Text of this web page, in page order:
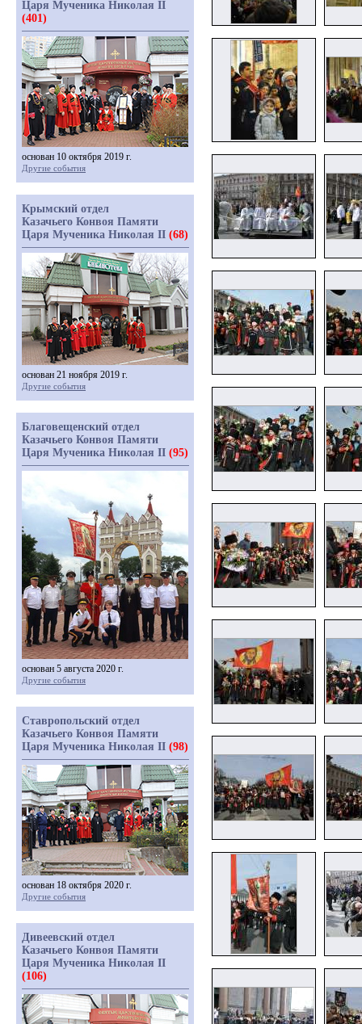
Царя Мученика Николая II
(401)
основан 10 октября 2019 г.
Другие события
Крымский отдел
Казачьего Конвоя Памяти
Царя Мученика Николая II (68)
основан 21 ноября 2019 г.
Другие события
Благовещенский отдел
Казачьего Конвоя Памяти
Царя Мученика Николая II (95)
основан 5 августа 2020 г.
Другие события
Ставропольский отдел
Казачьего Конвоя Памяти
Царя Мученика Николая II (98)
основан 18 октября 2020 г.
Другие события
Дивеевский отдел
Казачьего Конвоя Памяти
Царя Мученика Николая II
(106)